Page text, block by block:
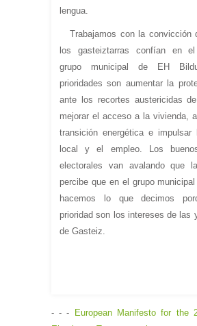
lengua.
Trabajamos con la convicción
los gasteiztarras confían en
grupo municipal de EH
prioridades son aumentar la
ante los recortes austericidas
mejorar el acceso a la vivienda,
transición energética e impulsar
local y el empleo. Los
electorales van avalando que
percibe que en el grupo
hacemos lo que decimos
prioridad son los intereses de las
de Gasteiz.
- - - European Manifesto for the